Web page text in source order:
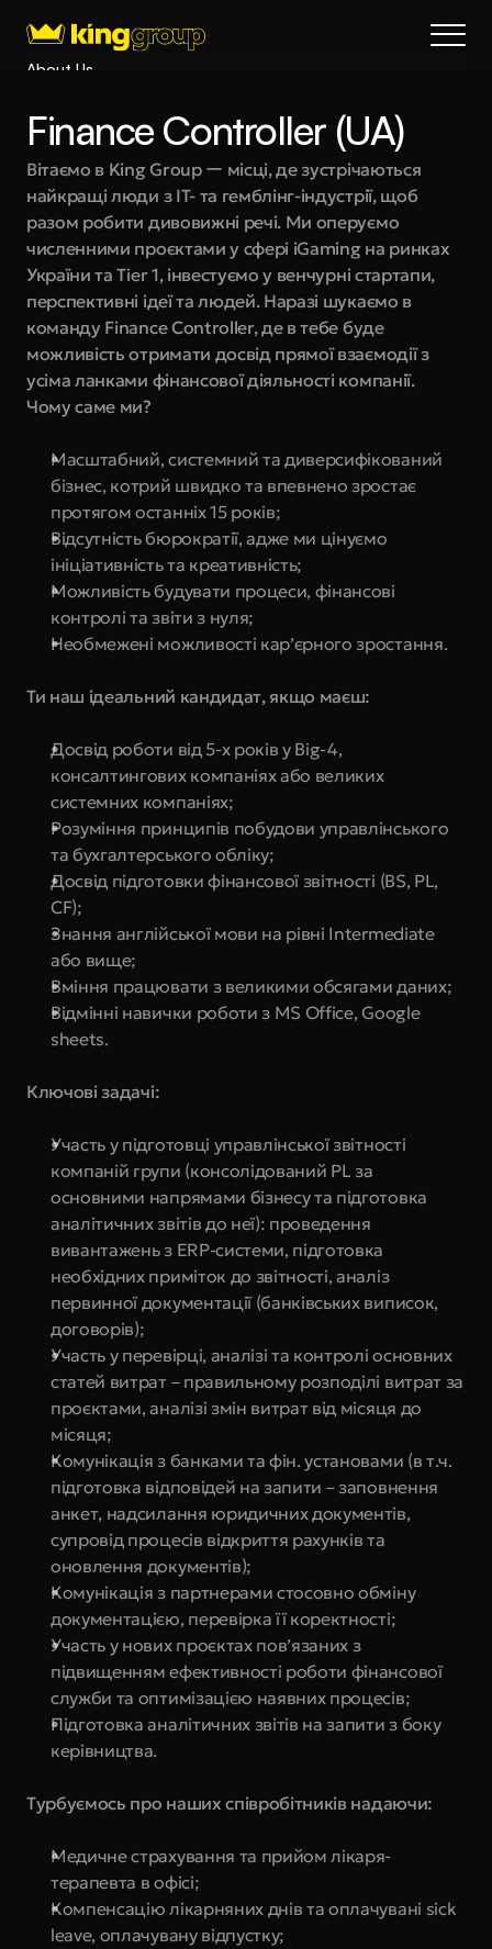
About Us
Services
Process
Coming Soon
King Interns
Legal
404
Book a call
Finance Controller (UA)
Вітаємо в King Group ー місці, де зустрічаються
найкращі люди з IT- та гемблінг-індустрії, щоб
разом робити дивовижні речі. Ми оперуємо
численними проєктами у сфері iGaming на ринках
України та Tier 1, інвестуємо у венчурні стартапи,
перспективні ідеї та людей. Наразі шукаємо в
команду Finance Controller, де в тебе буде
можливість отримати досвід прямої взаємодії з
усіма ланками фінансової діяльності компанії.
Чому саме ми?
Масштабний, системний та диверсифікований
бізнес, котрий швидко та впевнено зростає
протягом останніх 15 років;
Відсутність бюрократії, адже ми цінуємо
ініціативність та креативність;
Можливість будувати процеси, фінансові
контролі та звіти з нуля;
Необмежені можливості кар’єрного зростання.
Ти наш ідеальний кандидат, якщо маєш:
Досвід роботи від 5-х років у Big-4,
консалтингових компаніях або великих
системних компаніях;
Розуміння принципів побудови управлінського
та бухгалтерського обліку;
Досвід підготовки фінансової звітності (BS, PL,
CF);
Знання англійської мови на рівні Intermediate
або вище;
Вміння працювати з великими обсягами даних;
Відмінні навички роботи з MS Office, Google
sheets.
Ключові задачі:
Участь у підготовці управлінської звітності
компаній групи (консолідований PL за
основними напрямами бізнесу та підготовка
аналітичних звітів до неї): проведення
вивантажень з ERP-системи, підготовка
необхідних приміток до звітності, аналіз
первинної документації (банківських виписок,
договорів);
Участь у перевірці, аналізі та контролі основних
статей витрат – правильному розподілі витрат за
проєктами, аналізі змін витрат від місяця до
місяця;
Комунікація з банками та фін. установами (в т.ч.
підготовка відповідей на запити – заповнення
анкет, надсилання юридичних документів,
супровід процесів відкриття рахунків та
оновлення документів);
Комунікація з партнерами стосовно обміну
документацією, перевірка її коректності;
Участь у нових проєктах пов’язаних з
підвищенням ефективності роботи фінансової
служби та оптимізацією наявних процесів;
Підготовка аналітичних звітів на запити з боку
керівництва.
Турбуємось про наших співробітників надаючи:
Медичне страхування та прийом лікаря-
терапевта в офісі;
Компенсацію лікарняних днів та оплачувані sick
leave, оплачувану відпустку;